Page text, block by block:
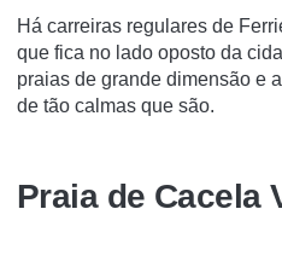
Há carreiras regulares de
que fica no lado oposto da
praias de grande dimensão e
de tão calmas que são.
Praia de Cacela